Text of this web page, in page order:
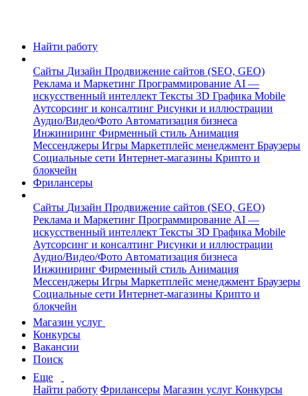
Найти работу
Сайты Дизайн Продвижение сайтов (SEO, GEO)
Реклама и Маркетинг Программирование AI —
искусственный интеллект Тексты 3D Графика Mobile
Аутсорсинг и консалтинг Рисунки и иллюстрации
Аудио/Видео/Фото Автоматизация бизнеса
Инжиниринг Фирменный стиль Анимация
Мессенджеры Игры Маркетплейс менеджмент Браузеры
Социальные сети Интернет-магазины Крипто и
блокчейн
Фрилансеры
Сайты Дизайн Продвижение сайтов (SEO, GEO)
Реклама и Маркетинг Программирование AI —
искусственный интеллект Тексты 3D Графика Mobile
Аутсорсинг и консалтинг Рисунки и иллюстрации
Аудио/Видео/Фото Автоматизация бизнеса
Инжиниринг Фирменный стиль Анимация
Мессенджеры Игры Маркетплейс менеджмент Браузеры
Социальные сети Интернет-магазины Крипто и
блокчейн
Магазин услуг
Конкурсы
Вакансии
Поиск
Еще
Найти работу Фрилансеры Магазин услуг Конкурсы